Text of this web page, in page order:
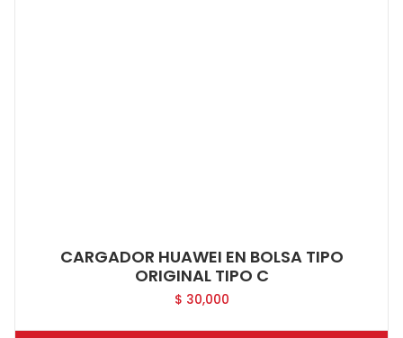
CARGADOR HUAWEI EN BOLSA TIPO
ORIGINAL TIPO C
$ 30,000